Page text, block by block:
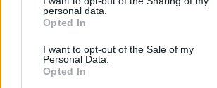
personal data.
Opted In
I want to opt-out of the Sale of my
Personal Data.
Opted In
νέου Peaq – Δείτε Video
WEB TV 6.8.2026